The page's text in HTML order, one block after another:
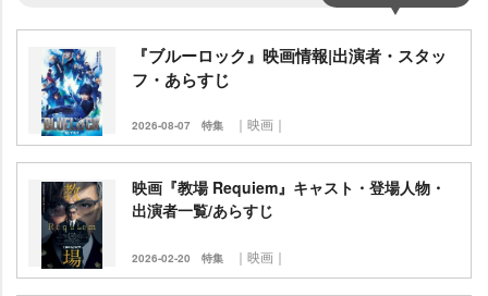
『ブルーロック』映画情報|出演者・スタッ
フ・あらすじ
2026-08-07 特集 ｜映画｜
映画『教場 Requiem』キャスト・登場人物・
出演者一覧/あらすじ
2026-02-20 特集 ｜映画｜